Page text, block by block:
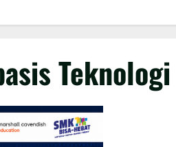
Teknologi